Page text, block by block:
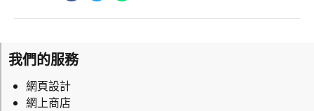
我們的服務
網頁設計
網上商店